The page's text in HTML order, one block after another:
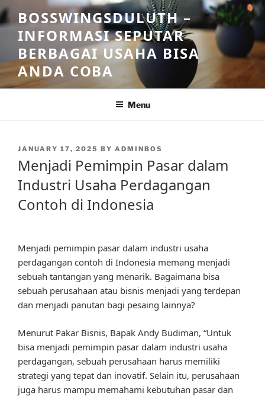
Skip
to
content
BOSSWINGSDULUTH –
INFORMASI SEPUTAR
BERBAGAI USAHA BISA
ANDA COBA
Menu
POSTED
JANUARY 17, 2025 BY ADMINBOS
Menjadi Pemimpin Pasar dalam
Industri Usaha Perdagangan
Contoh di Indonesia
Menjadi pemimpin pasar dalam industri usaha
perdagangan contoh di Indonesia memang menjadi
sebuah tantangan yang menarik. Bagaimana bisa
sebuah perusahaan atau bisnis menjadi yang terdepan
dan menjadi panutan bagi pesaing lainnya?
Menurut Pakar Bisnis, Bapak Andy Budiman, “Untuk
bisa menjadi pemimpin pasar dalam industri usaha
perdagangan, sebuah perusahaan harus memiliki
strategi yang tepat dan inovatif. Selain itu, perusahaan
juga harus mampu memahami kebutuhan pasar dan